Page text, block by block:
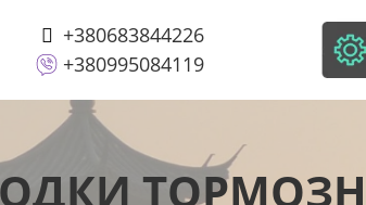
+380683844226
+380995084119